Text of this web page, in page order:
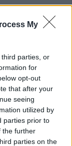
My
parties, or
for
opt-out
that after your
seeing
utilized by
parties prior to
the further
parties on the
den